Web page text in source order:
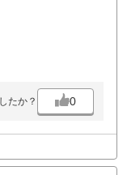
。2球ともOB上手け
4からと書いてる！
ゴルフするようにな
払ってるから何して
たか？ 0